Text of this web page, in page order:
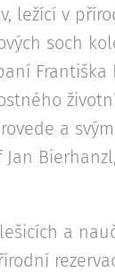
ležící v
soch
Františka
a
a